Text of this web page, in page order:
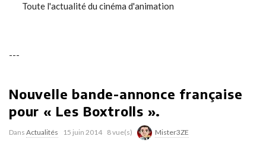
Toute l'actualité du cinéma d'animation
---
Nouvelle bande-annonce française
pour « Les Boxtrolls ».
Dans Actualités 15 juin 2014 8 vue(s) Mister3ZE